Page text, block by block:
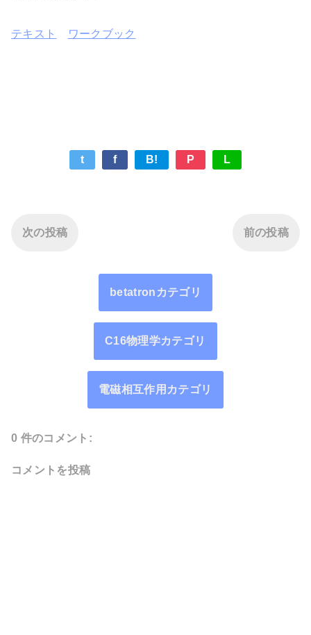
テキスト ワークブック
t f B! P L
次の投稿 前の投稿
betatronカテゴリ
C16物理学カテゴリ
電磁相互作用カテゴリ
0 件のコメント:
コメントを投稿